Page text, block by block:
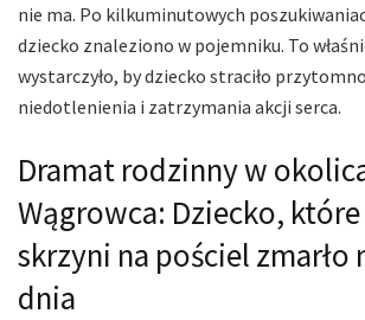
nie ma. Po kilkuminutowych
dziecko znaleziono w pojemniku. To
wystarczyło, by dziecko straciło
niedotlenienia i zatrzymania akcji serca.
Dramat rodzinny w
Wągrowca: Dziecko, które
skrzyni na pościel zmarło
dnia